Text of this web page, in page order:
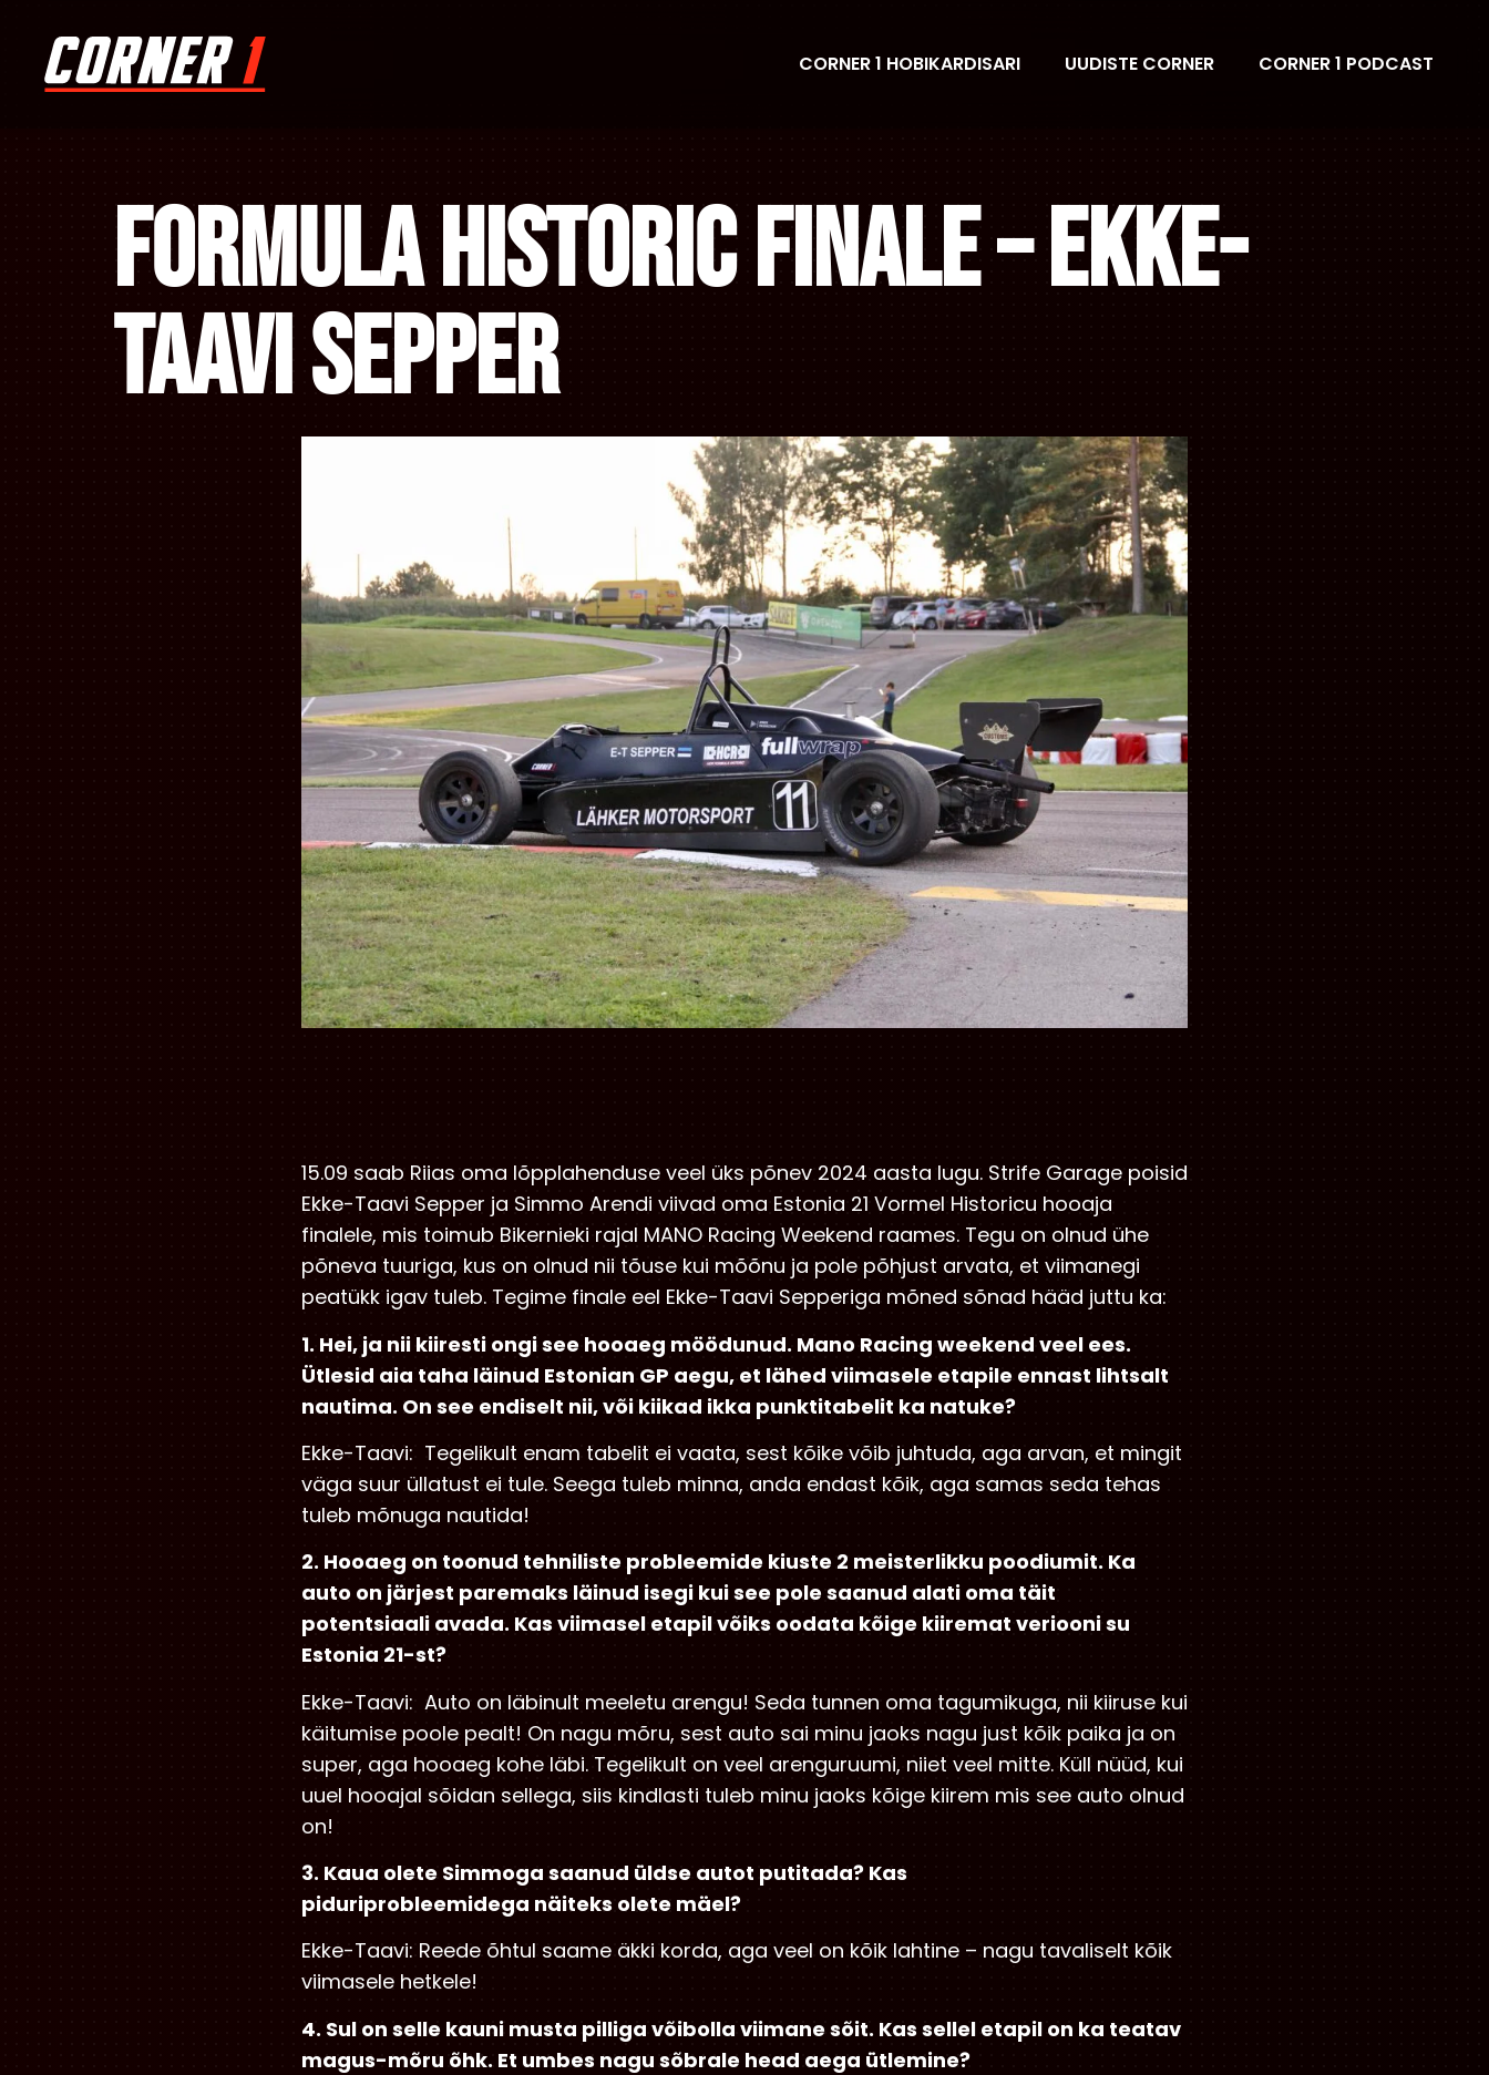
CORNER 1 HOBIKARDISARI UUDISTE CORNER CORNER 1 PODCAST
Formula Historic Finale – Ekke-
Taavi Sepper
15.09 saab Riias oma lõpplahenduse veel üks põnev 2024 aasta lugu. Strife Garage poisid
Ekke-Taavi Sepper ja Simmo Arendi viivad oma Estonia 21 Vormel Historicu hooaja
finalele, mis toimub Bikernieki rajal MANO Racing Weekend raames. Tegu on olnud ühe
põneva tuuriga, kus on olnud nii tõuse kui mõõnu ja pole põhjust arvata, et viimanegi
peatükk igav tuleb. Tegime finale eel Ekke-Taavi Sepperiga mõned sõnad hääd juttu ka:
1. Hei, ja nii kiiresti ongi see hooaeg möödunud. Mano Racing weekend veel ees.
Ütlesid aia taha läinud Estonian GP aegu, et lähed viimasele etapile ennast lihtsalt
nautima. On see endiselt nii, või kiikad ikka punktitabelit ka natuke?
Ekke-Taavi: Tegelikult enam tabelit ei vaata, sest kõike võib juhtuda, aga arvan, et mingit
väga suur üllatust ei tule. Seega tuleb minna, anda endast kõik, aga samas seda tehas
tuleb mõnuga nautida!
2. Hooaeg on toonud tehniliste probleemide kiuste 2 meisterlikku poodiumit. Ka
auto on järjest paremaks läinud isegi kui see pole saanud alati oma täit
potentsiaali avada. Kas viimasel etapil võiks oodata kõige kiiremat veriooni su
Estonia 21-st?
Ekke-Taavi: Auto on läbinult meeletu arengu! Seda tunnen oma tagumikuga, nii kiiruse kui
käitumise poole pealt! On nagu mõru, sest auto sai minu jaoks nagu just kõik paika ja on
super, aga hooaeg kohe läbi. Tegelikult on veel arenguruumi, niiet veel mitte. Küll nüüd, kui
uuel hooajal sõidan sellega, siis kindlasti tuleb minu jaoks kõige kiirem mis see auto olnud
on!
3. Kaua olete Simmoga saanud üldse autot putitada? Kas
piduriprobleemidega näiteks olete mäel?
Ekke-Taavi: Reede õhtul saame äkki korda, aga veel on kõik lahtine – nagu tavaliselt kõik
viimasele hetkele!
4. Sul on selle kauni musta pilliga võibolla viimane sõit. Kas sellel etapil on ka teatav
magus-mõru õhk. Et umbes nagu sõbrale head aega ütlemine?